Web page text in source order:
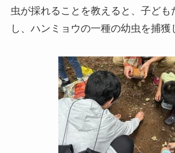
虫が採れることを教えると、子ど
し、ハンミョウの一種の幼虫を捕獲